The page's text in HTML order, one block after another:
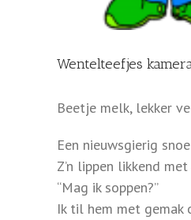
Wentelteefjes
Beetje melk, lekker
Een nieuwsgierig
Z’n lippen likkend
“Mag ik soppen?”
Ik til hem met